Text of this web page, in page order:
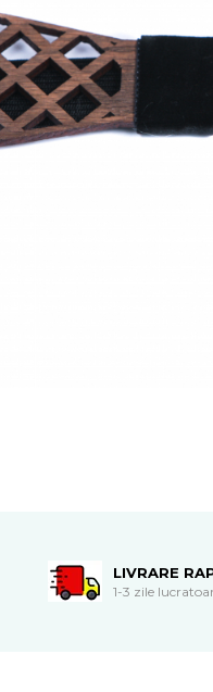
LIVRARE
1-3 zile